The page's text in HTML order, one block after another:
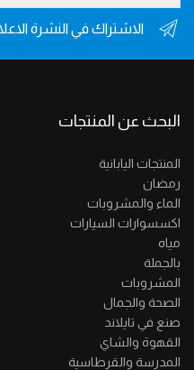
الاشتراك في النشرة
البحث عن المنتجات
المنتجات اليابانية
رمضان
الماء والمشروبات
اكسسوارات السيارات
مياه
بالجملة
المشروبات
الصحة والجمال
صنع في تايلاند
القهوة والشاي
المدرسة والقرطاسية